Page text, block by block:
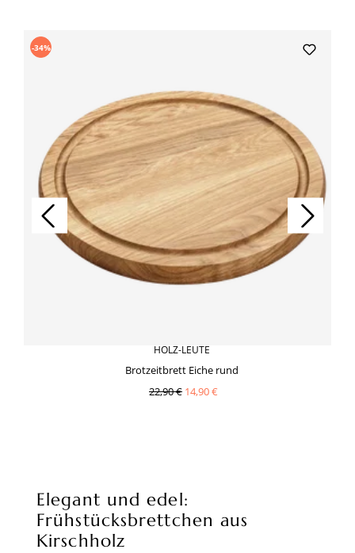
Produktgalerie überspringen
-34%
HOLZ-LEUTE
Brotzeitbrett Eiche rund
22,90 € 14,90 €
Elegant und edel:
Frühstücksbrettchen aus
Kirschholz